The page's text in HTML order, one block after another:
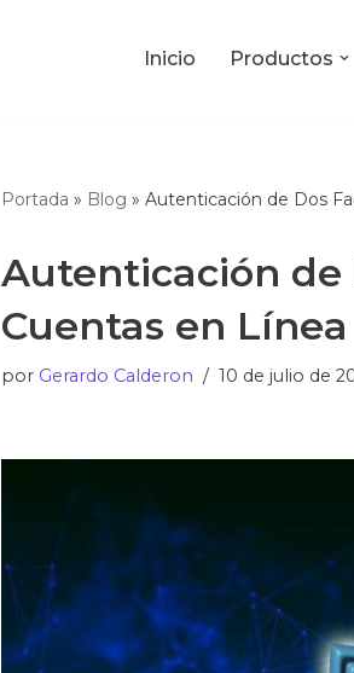
Inicio Productos
Portada » Blog » Autenticación de Dos
Autenticación de
Cuentas en Línea
por Gerardo Calderon 10 de julio de